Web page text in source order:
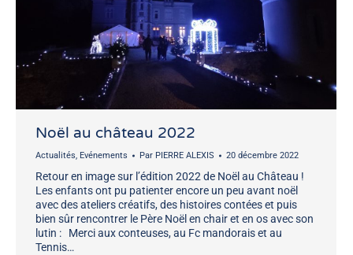
Noël au château 2022
Actualités, Evénements Par PIERRE ALEXIS 20 décembre 2022
Retour en image sur l’édition 2022 de Noël au Château !
Les enfants ont pu patienter encore un peu avant noël
avec des ateliers créatifs, des histoires contées et puis
bien sûr rencontrer le Père Noël en chair et en os avec son
lutin : Merci aux conteuses, au Fc mandorais et au
Tennis…